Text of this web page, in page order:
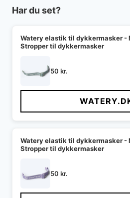
Har du set?
Watery elastik til dykkermasker -
Stropper til dykkermasker
50 kr.
Watery elastik til dykkermasker -
Stropper til dykkermasker
50 kr.